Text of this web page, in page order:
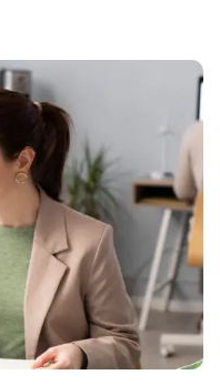
Lost your password?